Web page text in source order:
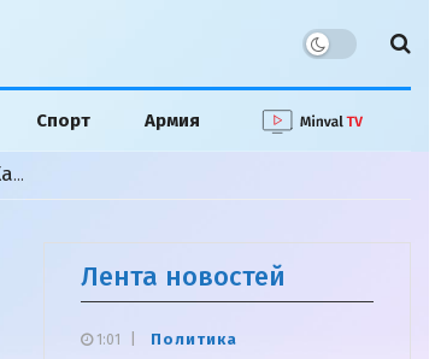
Спорт Армия
Американский аналитик выпускает книгу о победе Азербайджана в Карабахской войне
Лента новостей
Политика
1:01